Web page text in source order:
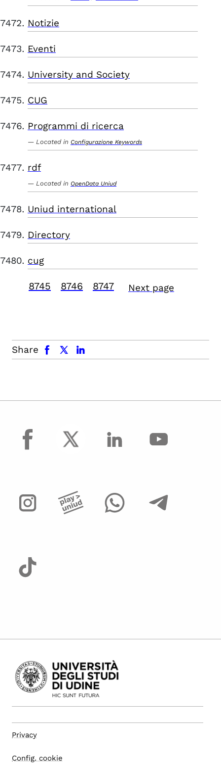
Notizie
Eventi
University and Society
CUG
Programmi di ricerca
Located in Configurazione Keywords
rdf
Located in OpenData Uniud
Uniud international
Directory
cug
8745 8746 8747 Next page
Share
facebook x.com linkedin
facebook
Privacy
Config. cookie